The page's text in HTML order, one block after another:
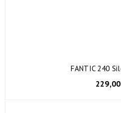
FANTIC 240